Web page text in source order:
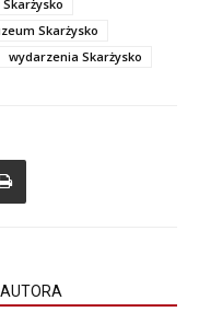
Skarżysko
wydarzenia Skarżysko